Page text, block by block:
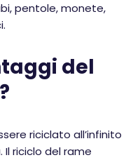
pentole, monete,
del
riciclato all’infinito
riciclo del rame